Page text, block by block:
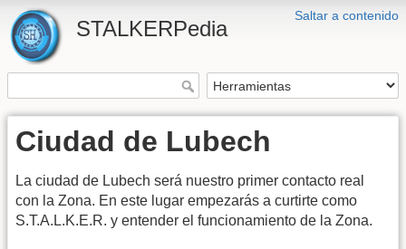
Saltar a contenido
STALKERPedia
Ciudad de Lubech
La ciudad de Lubech será nuestro primer contacto real
con la Zona. En este lugar empezarás a curtirte como
S.T.A.L.K.E.R. y entender el funcionamiento de la Zona.